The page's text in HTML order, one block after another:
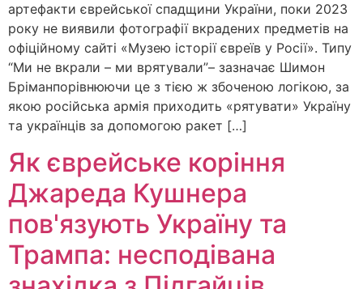
артефакти єврейської спадщини України, поки 2023
року не виявили фотографії вкрадених предметів на
офіційному сайті «Музею історії євреїв у Росії». Типу
“Ми не вкрали – ми врятували”– зазначає Шимон
Бріманпорівнюючи це з тією ж збоченою логікою, за
якою російська армія приходить «рятувати» Україну
та українців за допомогою ракет […]
Як єврейське коріння
Джареда Кушнера
пов'язують Україну та
Трампа: несподівана